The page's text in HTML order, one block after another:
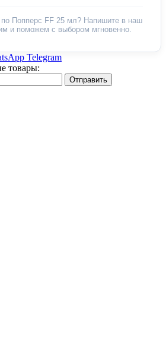
по Попперс FF 25 мл? Напишите в наш
и поможем с выбором мгновенно.
Telegram
товары:
Отправить